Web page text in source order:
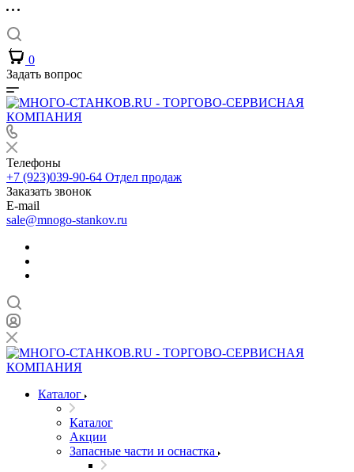
0
Задать вопрос
Телефоны
+7 (923)039-90-64 Отдел продаж
Заказать звонок
E-mail
sale@mnogo-stankov.ru
Каталог
Каталог
Акции
Запасные части и оснастка